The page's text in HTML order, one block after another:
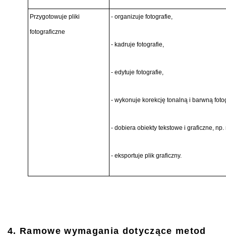
Przygotowuje pliki
fotograficzne
- organizuje fotografie,
- kadruje fotografie,
- edytuje fotografie,
- wykonuje korekcję tonalną i barwną
- dobiera obiekty tekstowe i graficzne, np.
- eksportuje plik graficzny.
4. Ramowe wymagania dotyczące metod